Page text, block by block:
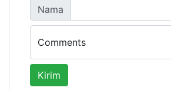
Nama
Comments
Kirim